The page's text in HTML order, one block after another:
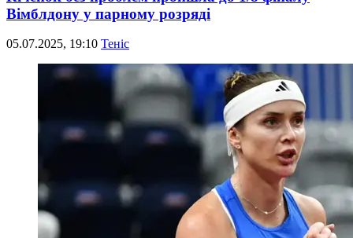
Вімблдону у парному розряді
05.07.2025, 19:10 Теніс